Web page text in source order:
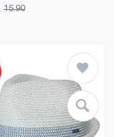
15.90